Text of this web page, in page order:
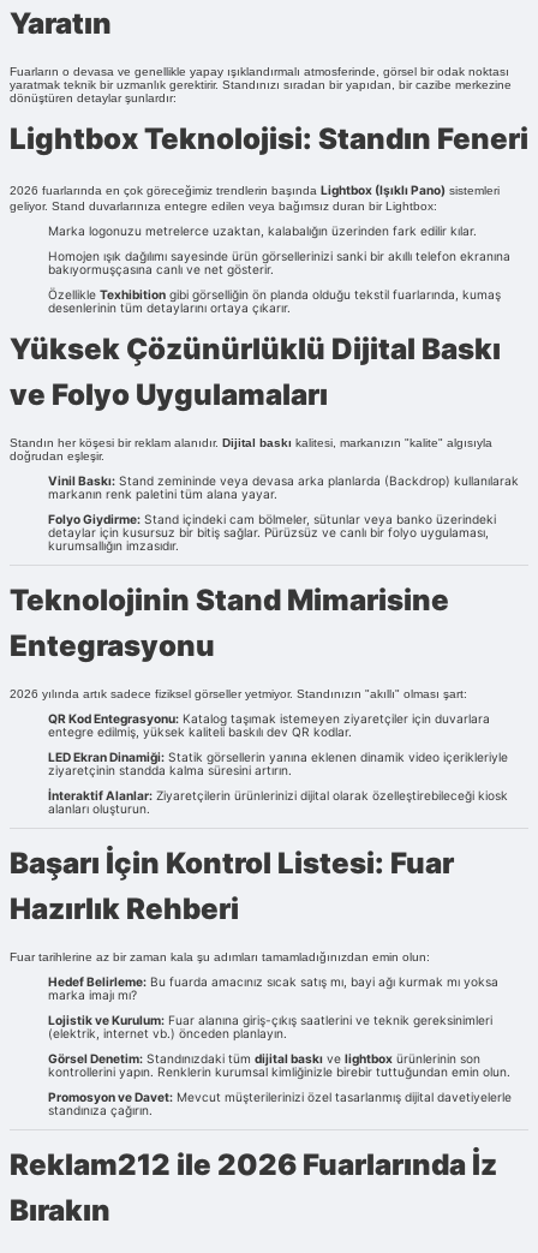
Yaratın
Fuarların o devasa ve genellikle yapay ışıklandırmalı atmosferinde, görsel bir odak noktası
yaratmak teknik bir uzmanlık gerektirir. Standınızı sıradan bir yapıdan, bir cazibe merkezine
dönüştüren detaylar şunlardır:
Lightbox Teknolojisi: Standın Feneri
2026 fuarlarında en çok göreceğimiz trendlerin başında Lightbox (Işıklı Pano) sistemleri
geliyor. Stand duvarlarınıza entegre edilen veya bağımsız duran bir Lightbox:
Marka logonuzu metrelerce uzaktan, kalabalığın üzerinden fark edilir kılar.
Homojen ışık dağılımı sayesinde ürün görsellerinizi sanki bir akıllı telefon ekranına
bakıyormuşçasına canlı ve net gösterir.
Özellikle Texhibition gibi görselliğin ön planda olduğu tekstil fuarlarında, kumaş
desenlerinin tüm detaylarını ortaya çıkarır.
Yüksek Çözünürlüklü Dijital Baskı
ve Folyo Uygulamaları
Standın her köşesi bir reklam alanıdır. Dijital baskı kalitesi, markanızın "kalite" algısıyla
doğrudan eşleşir.
Vinil Baskı: Stand zemininde veya devasa arka planlarda (Backdrop) kullanılarak
markanın renk paletini tüm alana yayar.
Folyo Giydirme: Stand içindeki cam bölmeler, sütunlar veya banko üzerindeki
detaylar için kusursuz bir bitiş sağlar. Pürüzsüz ve canlı bir folyo uygulaması,
kurumsallığın imzasıdır.
Teknolojinin Stand Mimarisine
Entegrasyonu
2026 yılında artık sadece fiziksel görseller yetmiyor. Standınızın "akıllı" olması şart:
QR Kod Entegrasyonu: Katalog taşımak istemeyen ziyaretçiler için duvarlara
entegre edilmiş, yüksek kaliteli baskılı dev QR kodlar.
LED Ekran Dinamiği: Statik görsellerin yanına eklenen dinamik video içerikleriyle
ziyaretçinin standda kalma süresini artırın.
İnteraktif Alanlar: Ziyaretçilerin ürünlerinizi dijital olarak özelleştirebileceği kiosk
alanları oluşturun.
Başarı İçin Kontrol Listesi: Fuar
Hazırlık Rehberi
Fuar tarihlerine az bir zaman kala şu adımları tamamladığınızdan emin olun:
Hedef Belirleme: Bu fuarda amacınız sıcak satış mı, bayi ağı kurmak mı yoksa
marka imajı mı?
Lojistik ve Kurulum: Fuar alanına giriş-çıkış saatlerini ve teknik gereksinimleri
(elektrik, internet vb.) önceden planlayın.
Görsel Denetim: Standınızdaki tüm dijital baskı ve lightbox ürünlerinin son
kontrollerini yapın. Renklerin kurumsal kimliğinizle birebir tuttuğundan emin olun.
Promosyon ve Davet: Mevcut müşterilerinizi özel tasarlanmış dijital davetiyelerle
standınıza çağırın.
Reklam212 ile 2026 Fuarlarında İz
Bırakın